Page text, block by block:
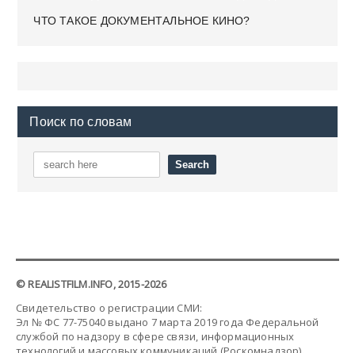
ЧТО ТАКОЕ ДОКУМЕНТАЛЬНОЕ КИНО?
Поиск по словам
© REALISTFILM.INFO, 2015-2026
Свидетельство о регистрации СМИ:
Эл № ФС 77-75040 выдано 7 марта 2019 года Федеральной
службой по надзору в сфере связи, информационных